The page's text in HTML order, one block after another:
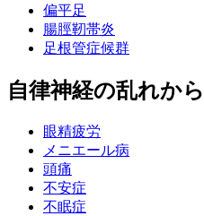
偏平足
腸脛靭帯炎
足根管症候群
自律神経の乱れか
眼精疲労
メニエール病
頭痛
不安症
不眠症